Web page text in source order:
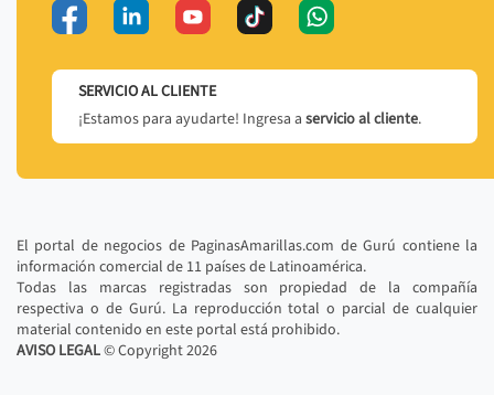
SERVICIO AL CLIENTE
¡Estamos para ayudarte! Ingresa a servicio al cliente.
El portal de negocios de PaginasAmarillas.com de Gurú contiene la
información comercial de 11 países de Latinoamérica.
Todas las marcas registradas son propiedad de la compañía
respectiva o de Gurú. La reproducción total o parcial de cualquier
material contenido en este portal está prohibido.
AVISO LEGAL© Copyright2026